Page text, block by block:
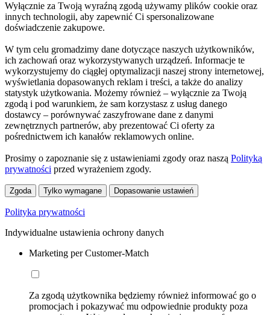
Wyłącznie za Twoją wyraźną zgodą używamy plików cookie oraz
innych technologii, aby zapewnić Ci spersonalizowane
doświadczenie zakupowe.
W tym celu gromadzimy dane dotyczące naszych użytkowników,
ich zachowań oraz wykorzystywanych urządzeń. Informacje te
wykorzystujemy do ciągłej optymalizacji naszej strony internetowej,
wyświetlania dopasowanych reklam i treści, a także do analizy
statystyk użytkowania. Możemy również – wyłącznie za Twoją
zgodą i pod warunkiem, że sam korzystasz z usług danego
dostawcy – porównywać zaszyfrowane dane z danymi
zewnętrznych partnerów, aby prezentować Ci oferty za
pośrednictwem ich kanałów reklamowych online.
Prosimy o zapoznanie się z ustawieniami zgody oraz naszą Polityką
prywatności przed wyrażeniem zgody.
Zgoda Tylko wymagane Dopasowanie ustawień
Polityka prywatności
Indywidualne ustawienia ochrony danych
Marketing per Customer-Match
Za zgodą użytkownika będziemy również informować go o
promocjach i pokazywać mu odpowiednie produkty poza